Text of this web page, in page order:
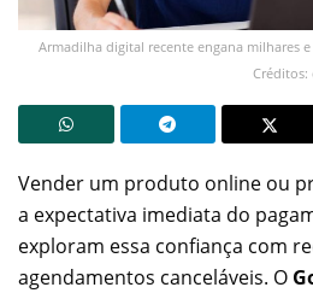
Armadilha digital recente engana milhares
Vender um produto online ou
a expectativa imediata do
exploram essa confiança com
agendamentos canceláveis. O